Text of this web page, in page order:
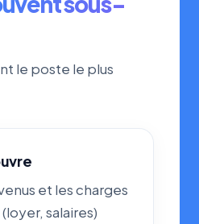
le poste le plus
et les charges
salaires)